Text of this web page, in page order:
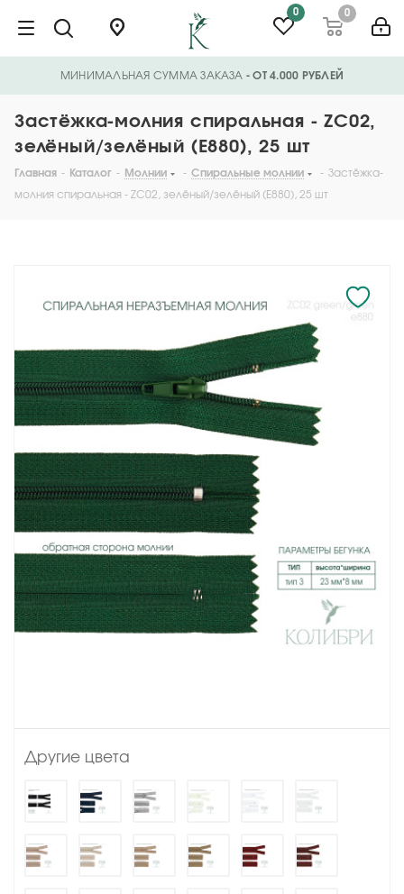
0 0
МИНИМАЛЬНАЯ СУММА ЗАКАЗА - ОТ 4.000 РУБЛЕЙ
Застёжка-молния спиральная - ZC02,
зелёный/зелёный (E880), 25 шт
Главная - Каталог - Молнии - Спиральные молнии - Застёжка-
молния спиральная - ZC02, зелёный/зелёный (E880), 25 шт
Другие цвета